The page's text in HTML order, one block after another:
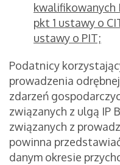
kwalifikowanych
pkt 1 ustawy o
ustawy o PIT;
Podatnicy
prowadzenia
zdarzeń
związanych z ulgą IP
związanych z
powinna
danym okresie